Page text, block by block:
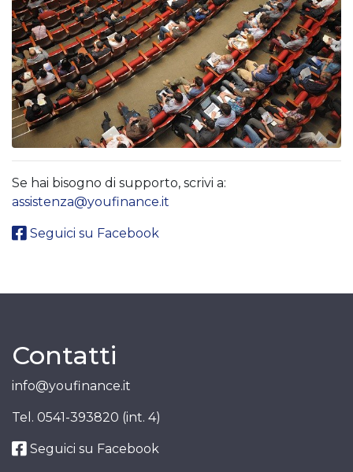
Se hai bisogno di supporto, scrivi a:
assistenza@youfinance.it
Seguici su Facebook
Contatti
info@youfinance.it
Tel. 0541-393820 (int. 4)
Seguici su Facebook